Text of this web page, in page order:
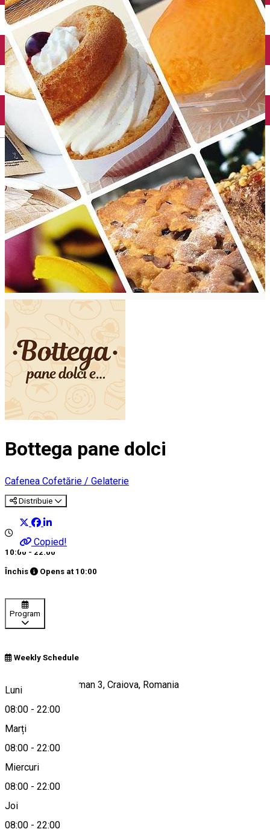
English
Închirieri auto
Închirieri biciclete
Taxi
Încărcare vehicule electrice
Bottega pane dolci
Cafenea Cofetărie / Gelaterie
Distribuie
Copied!
10:00 - 22:00
Închis Opens at 10:00
Program
Weekly Schedule
Luni
08:00 - 22:00
Marți
08:00 - 22:00
Miercuri
08:00 - 22:00
Joi
08:00 - 22:00
Strada Theodor Aman 3, Craiova, Romania
Hartă